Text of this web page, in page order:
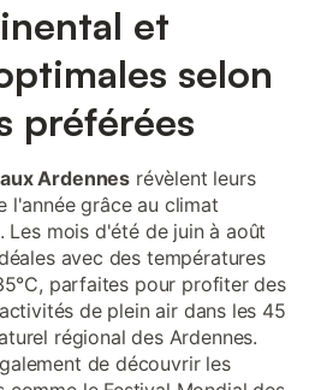
et
selon
préférées
Ardennes révèlent leurs
l'année grâce au climat
mois d'été de juin à août
avec des températures
parfaites pour profiter des
de plein air dans les 45
régional des Ardennes.
de découvrir les